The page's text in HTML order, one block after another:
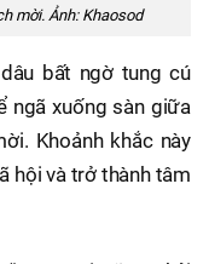
mời. Ảnh: Khaosod
bất ngờ tung cú
ngã xuống sàn giữa
Khoảnh khắc này
hội và trở thành tâm